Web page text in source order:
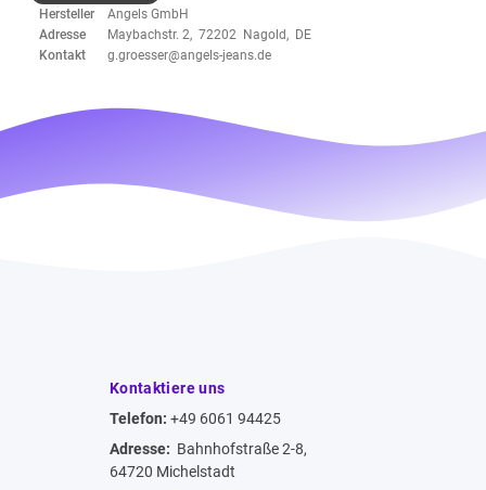
Hersteller
Angels GmbH
Adresse
Maybachstr. 2, 72202 Nagold, DE
Kontakt
g.groesser@angels-jeans.de
Kontaktiere uns
Telefon: +49 6061 94425
Adresse: Bahnhofstraße 2-8,
64720 Michelstadt